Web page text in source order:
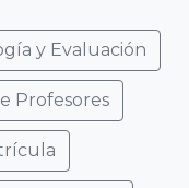
y Evaluación
Profesores